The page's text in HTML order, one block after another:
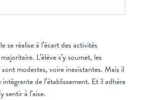
se réalise à l’écart des activités
L’élève s’y soumet, les
modestes, voire inexistantes. Mais il
de l’établissement. Et il adhère
sentir à l’aise.